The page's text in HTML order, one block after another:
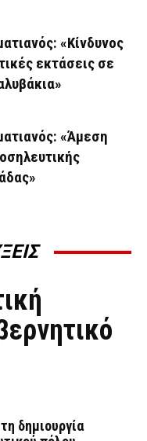
«Κίνδυνος
εκτάσεις σε
«Άμεση
δημιουργία